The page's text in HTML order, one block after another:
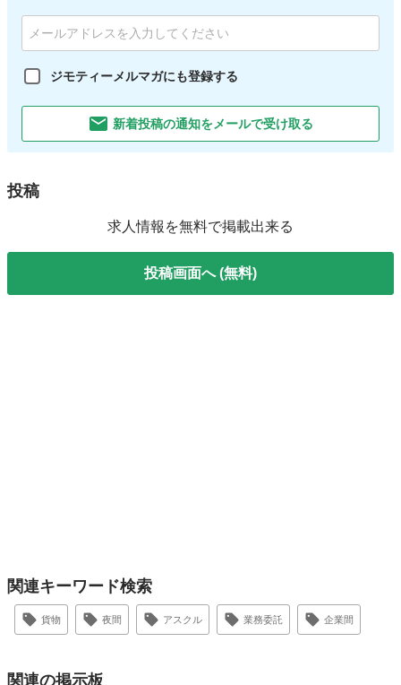
ジモティーメルマガにも登録する
新着投稿の通知をメールで受け取る
投稿
求人情報を無料で掲載出来る
投稿画面へ (無料)
関連キーワード検索
貨物 夜間 アスクル 業務委託 企業間
関連の掲示板